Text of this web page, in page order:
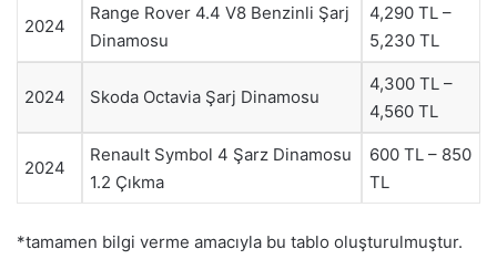
2024
Range Rover 4.4 V8 Benzinli Şarj
Dinamosu
4,290 TL –
5,230 TL
2024 Skoda Octavia Şarj Dinamosu
4,300 TL –
4,560 TL
2024
Renault Symbol 4 Şarz Dinamosu
1.2 Çıkma
600 TL – 850
TL
*tamamen bilgi verme amacıyla bu tablo oluşturulmuştur.